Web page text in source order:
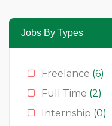
Jobs By Types
Freelance (6)
Full Time (2)
Internship (0)